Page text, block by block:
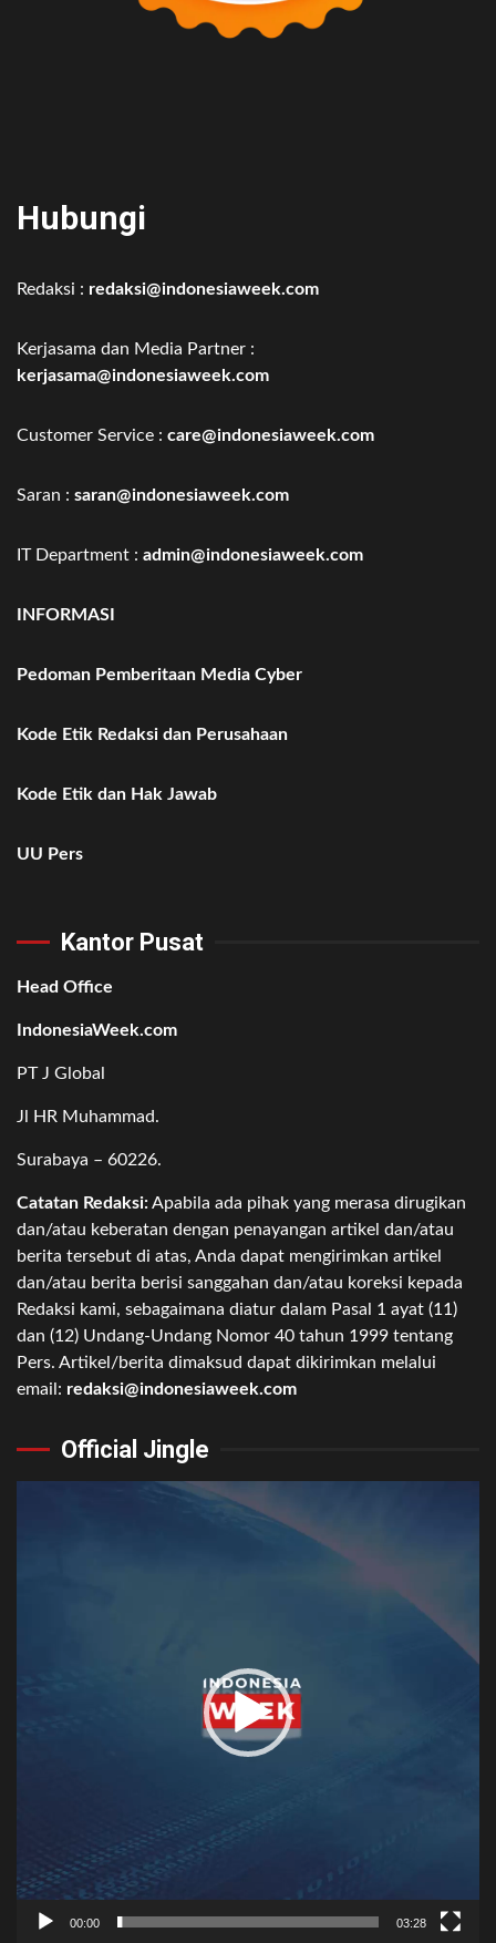
Hubungi
Redaksi : redaksi@indonesiaweek.com
Kerjasama dan Media Partner :
kerjasama@indonesiaweek.com
Customer Service : care@indonesiaweek.com
Saran : saran@indonesiaweek.com
IT Department : admin@indonesiaweek.com
INFORMASI
Pedoman Pemberitaan Media Cyber
Kode Etik Redaksi dan Perusahaan
Kode Etik dan Hak Jawab
UU Pers
Kantor Pusat
Head Office
IndonesiaWeek.com
PT J Global
Jl HR Muhammad.
Surabaya – 60226.
Catatan Redaksi:Apabila ada pihak yang merasa dirugikan
dan/atau keberatan dengan penayangan artikel dan/atau
berita tersebut di atas, Anda dapat mengirimkan artikel
dan/atau berita berisi sanggahan dan/atau koreksi kepada
Redaksi kami, sebagaimana diatur dalam Pasal 1 ayat (11)
dan (12) Undang-Undang Nomor 40 tahun 1999 tentang
Pers. Artikel/berita dimaksud dapat dikirimkan melalui
email: redaksi@indonesiaweek.com
Official Jingle
00:00 03:28